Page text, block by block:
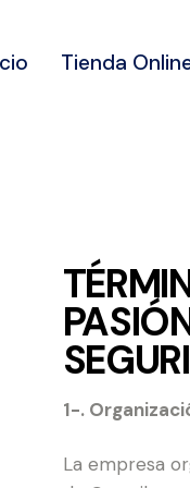
Tienda
1-.
La empresa